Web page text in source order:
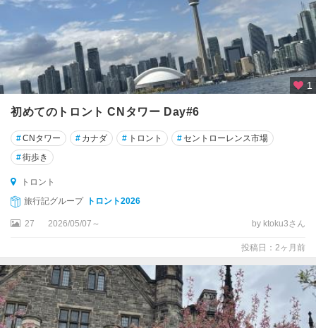
カ
ル
ガ
リ
ー
ケ
ベ
ク
ト
ン
ト
★
ナ
1
初めてのトロント CNタワー Day#6
#CNタワー # カナダ # トロント #セントローレンス市場
#街歩き
トロント
旅行記グループ
トロント2026
27 2026/05/07～ by ktoku3さん
投稿日：2ヶ月前